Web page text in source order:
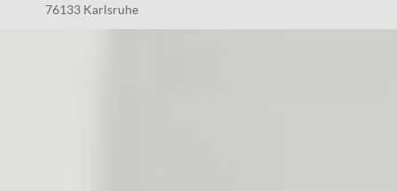
76133 Karlsruhe